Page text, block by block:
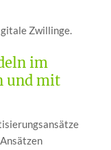
Zwillinge.
im
und mit